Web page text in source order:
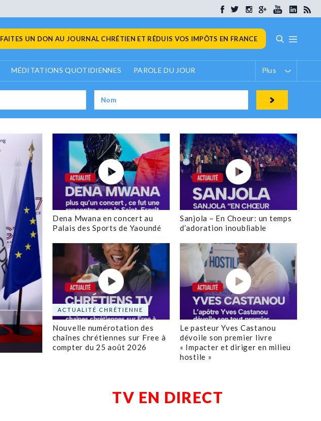
FAITES UN DON AU JOURNAL CHRÉTIEN ET RÉDUIS VOS IMPÔTS EN FRANCE
MÉDITATIONS QUOTIDIENNES PAROLE DU JOUR Plus
Dena Mwana en concert au
Palais des Sports de Yaoundé
Sanjola – En Choeur: un temps
d’adoration inoubliable
ACTUALITÉ CHRÉTIENNE
Nouvelle numérotation des
chaînes chrétiennes sur Free à
compter du 25 août 2026
Le pasteur Yves Castanou
dévoile son premier livre
« Impacter et diriger en milieu
hostile »
TV EN DIRECT